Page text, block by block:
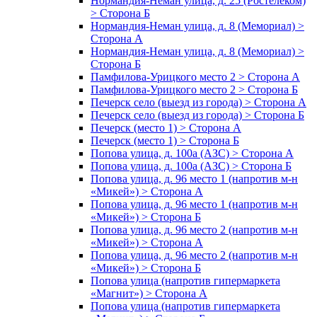
> Сторона Б
Нормандия-Неман улица, д. 8 (Мемориал) >
Сторона А
Нормандия-Неман улица, д. 8 (Мемориал) >
Сторона Б
Памфилова-Урицкого место 2 > Сторона А
Памфилова-Урицкого место 2 > Сторона Б
Печерск село (выезд из города) > Сторона А
Печерск село (выезд из города) > Сторона Б
Печерск (место 1) > Сторона А
Печерск (место 1) > Сторона Б
Попова улица, д. 100а (АЗС) > Сторона А
Попова улица, д. 100а (АЗС) > Сторона Б
Попова улица, д. 96 место 1 (напротив м-н
«Микей») > Сторона А
Попова улица, д. 96 место 1 (напротив м-н
«Микей») > Сторона Б
Попова улица, д. 96 место 2 (напротив м-н
«Микей») > Сторона А
Попова улица, д. 96 место 2 (напротив м-н
«Микей») > Сторона Б
Попова улица (напротив гипермаркета
«Магнит») > Сторона А
Попова улица (напротив гипермаркета